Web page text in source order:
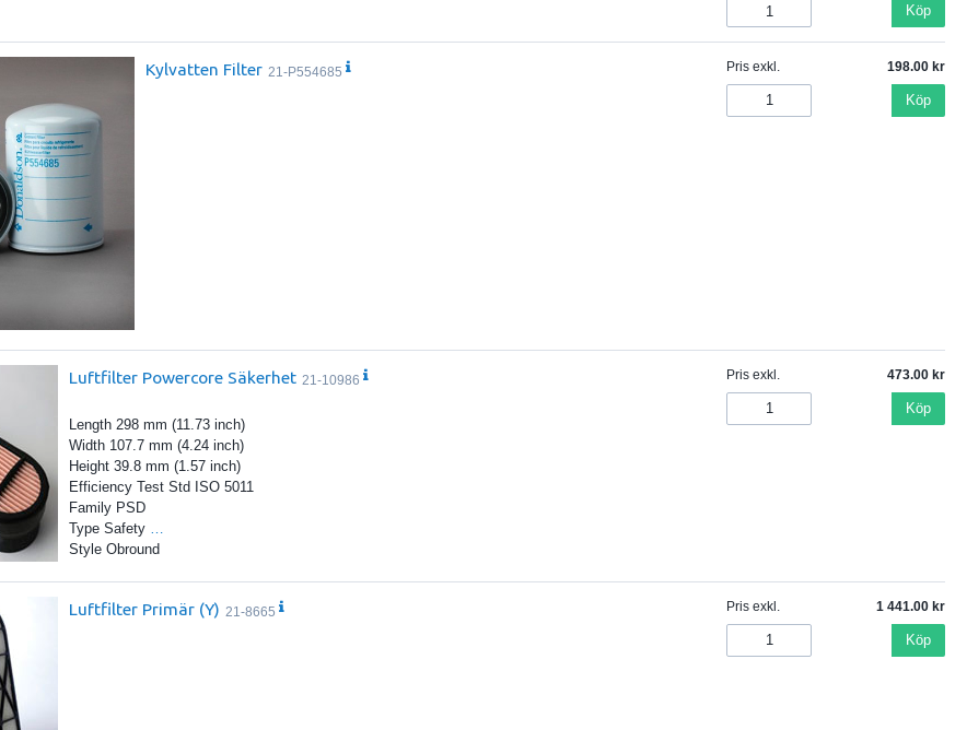
Köp
Kylvatten Filter 21-P554685 Pris exkl. 198.00
Köp
Luftfilter Powercore Säkerhet 21-10986
Length 298 mm (11.73 inch)
Width 107.7 mm (4.24 inch)
Height 39.8 mm (1.57 inch)
Efficiency Test Std ISO 5011
Family PSD
Type Safety
Style Obround
Pris exkl. 473.00
Köp
Luftfilter Primär (Y) 21-8665 Pris exkl. 1 441.00
Köp